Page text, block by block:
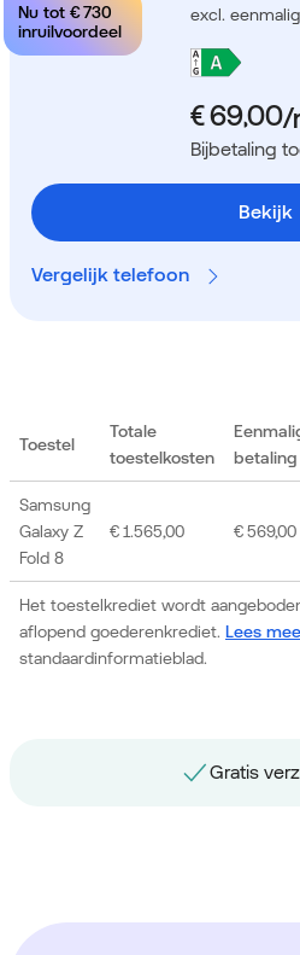
Nu tot € 730
inruilvoordeel
excl.
Bijbetaling
Bekijk
Vergelijk telefoon
Toestel
Totale
toestelkosten
betaling
Het toestelkrediet wordt
aflopend goederenkrediet. Lees
standaardinformatieblad.
Samsung
Galaxy Z
Fold 8
€ 1.565,00 € 569,00
Gratis